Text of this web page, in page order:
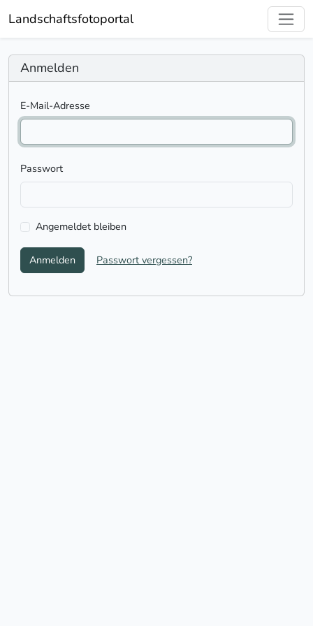
Landschaftsfotoportal
Anmelden
E-Mail-Adresse
Passwort
Angemeldet bleiben
Anmelden Passwort vergessen?